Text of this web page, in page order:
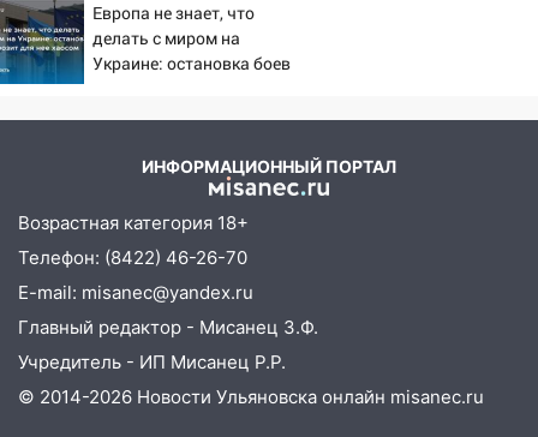
11:16
В Ульяновске открыли памятную
доску декабристу Кондратию Рылееву
нашли потерявшегося в заброшенных
садах 79-летнего мужчину
На нескольких улицах Ульяновска
временно отключили холодную воду
10:14 В Ульяновске двоих участников
коррупционной схемы при ЦГКБ
отправили в колонию на 7 и 8 лет
09:52 Ночью беспилотники сбили над
соседними Татарстаном и Саратовской
Европа не знает, что
делать с миром на
Украине: остановка боев
ИНФОРМАЦИОННЫЙ ПОРТАЛ
Возрастная категория 18+
Телефон: (8422) 46-26-70
E-mail: misanec@yandex.ru
Главный редактор - Мисанец З.Ф.
Учредитель - ИП Мисанец Р.Р.
© 2014-2026 Новости Ульяновска онлайн misanec.ru